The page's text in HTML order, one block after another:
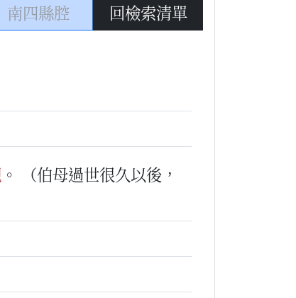
南四縣腔 回檢索清單
。
（伯母過世很久以後，